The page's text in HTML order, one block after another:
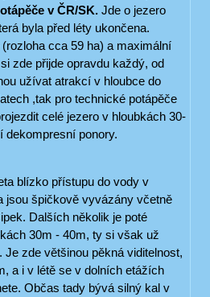
v ČR/SK. Jde o jezero
byla před léty ukončena.
cca 59 ha) a maximální
zde přijde opravdu každý, od
užívat atrakcí v hloubce do
,tak pro technické potápěče
celé jezero v hloubkách 30-
dekompresní ponory.
blízko přístupu do vody v
jsou špičkově vyvázány včetně
Dalších několik je poté
30m - 40m, ty si však už
zde většinou pěkná viditelnost,
a i v létě se v dolních etážích
Občas tady bývá silný kal v